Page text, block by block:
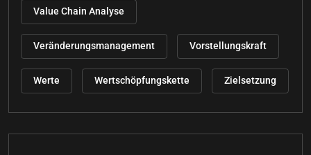
Value Chain Analyse
Veränderungsmanagement Vorstellungskraft
Werte Wertschöpfungskette Zielsetzung